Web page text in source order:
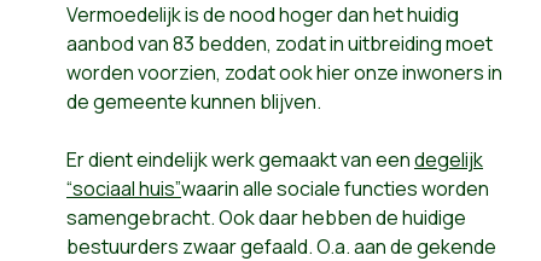
Vermoedelijk is de nood hoger dan het huidig
aanbod van 83 bedden, zodat in uitbreiding moet
worden voorzien, zodat ook hier onze inwoners in
de gemeente kunnen blijven.
Er dient eindelijk werk gemaakt van eendegelijk
“sociaal huis”waarin alle sociale functies worden
samengebracht. Ook daar hebben de huidige
bestuurders zwaar gefaald. O.a. aan de gekende